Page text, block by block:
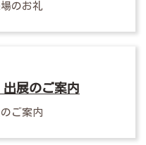
のお礼
展のご案内
ご案内